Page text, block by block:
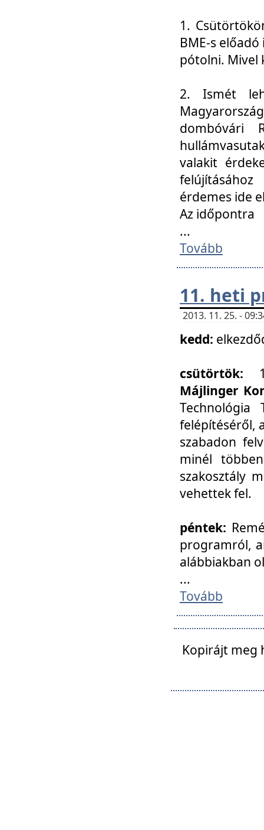
1.
BME-s
pótolni. Mivel
2. Ismét
dombóvári
valakit
érdemes ide
Az időpontra
...
Tovább
11. heti
2013. 11. 25. -
kedd:
csütörtök:
Májlinger
Technológia
felépítéséről,
szabadon
minél
szakosztály
vehettek fel.
péntek:
programról,
alábbiakban
...
Tovább
Kopirájt meg